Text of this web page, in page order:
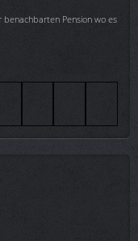
Pension wo es